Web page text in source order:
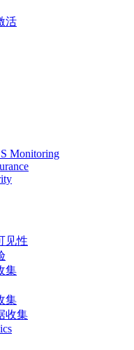
活
Monitoring
见性
集
集
收集